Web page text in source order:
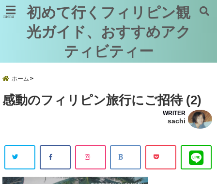
menu
初めて行くフィリピン観
光ガイド、おすすめアク
ティビティー
ホーム
感動のフィリピン旅行にご招待 (2)
WRITER
sachi